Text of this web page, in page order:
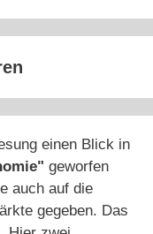
einen Blick in
geworfen
auch auf die
gegeben. Das